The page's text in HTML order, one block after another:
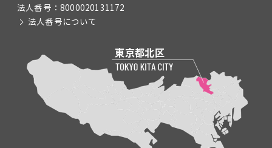
法人番号： 8000020131172
法人番号について